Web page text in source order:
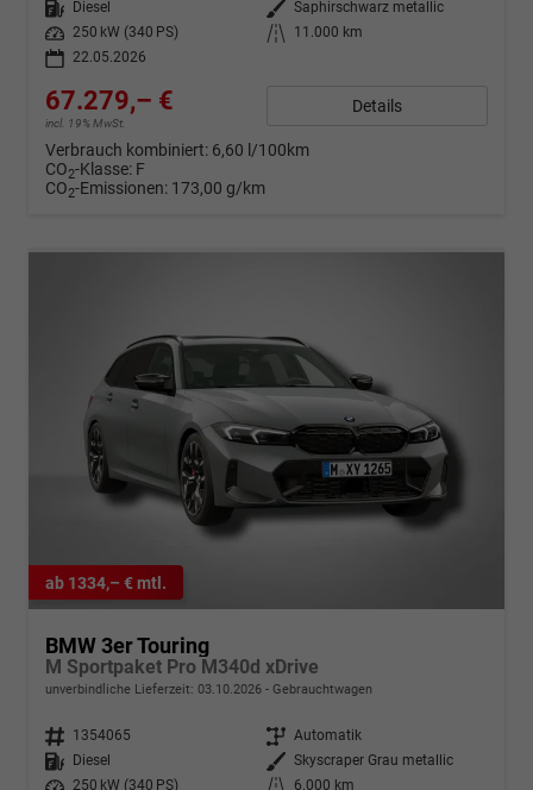
Kraftstoff
Diesel Außenfarbe Saphirschwarz metallic
Leistung
250 kW (340 PS) Kilometerstand
11.000 km
22.05.2026
67.279,– €
incl. 19% MwSt.
Details
Verbrauch kombiniert: 6,60 l/100km
CO2-Klasse: F
CO2-Emissionen: 173,00 g/km
ab 1334,– € mtl.
BMW 3er Touring
M Sportpaket Pro M340d xDrive
unverbindliche Lieferzeit: 03.10.2026 Gebrauchtwagen
Fahrzeugnr. 1354065 Getriebe Automatik
Kraftstoff
Diesel Außenfarbe Skyscraper Grau metallic
Leistung
250 kW (340 PS) Kilometerstand 6.000 km